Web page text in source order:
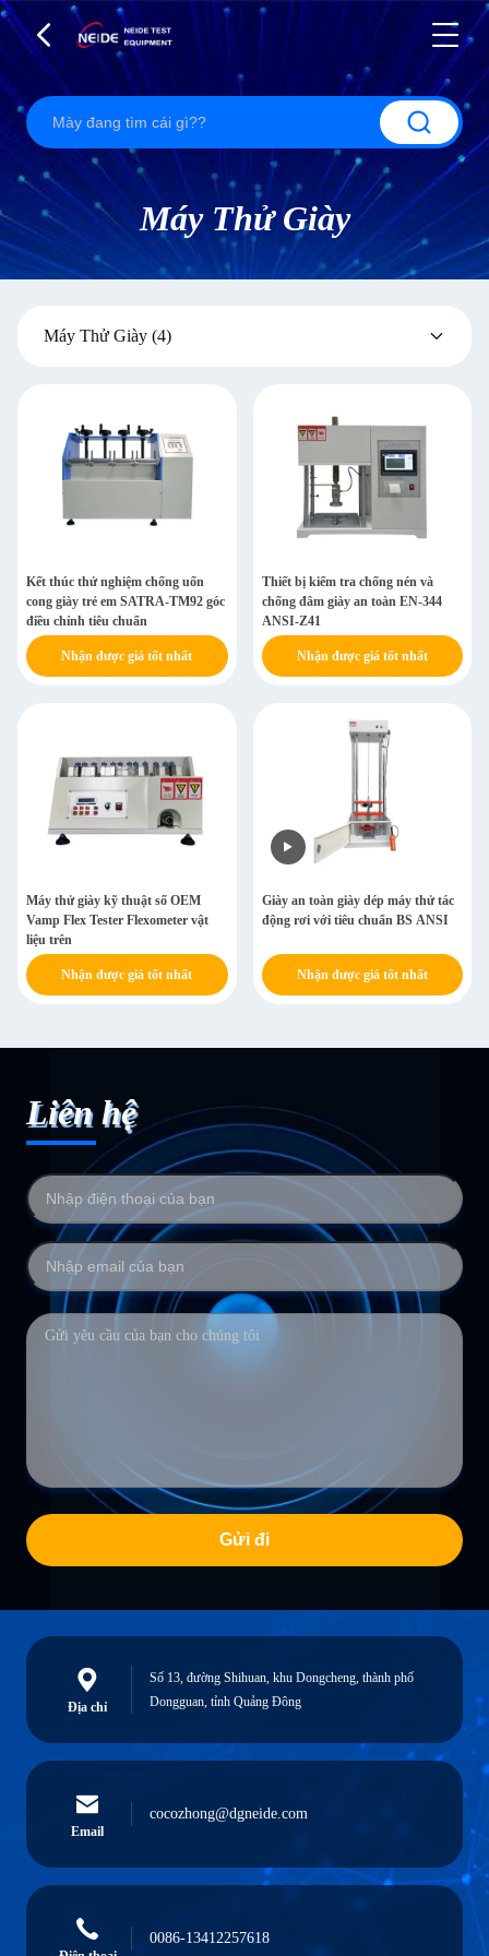
Máy Thử Giày
Máy Thử Giày (4)
Kết thúc thử nghiệm chống uốn
cong giày trẻ em SATRA-TM92 góc
điều chỉnh tiêu chuẩn
Nhận được giá tốt nhất
Thiết bị kiểm tra chống nén và
chống đâm giày an toàn EN-344
ANSI-Z41
Nhận được giá tốt nhất
Máy thử giày kỹ thuật số OEM
Vamp Flex Tester Flexometer vật
liệu trên
Nhận được giá tốt nhất
Giày an toàn giày dép máy thử tác
động rơi với tiêu chuẩn BS ANSI
Nhận được giá tốt nhất
Liên hệ
Gửi đi
Địa chỉ
Số 13, đường Shihuan, khu Dongcheng, thành phố
Dongguan, tỉnh Quảng Đông
Email
cocozhong@dgneide.com
0086-13412257618